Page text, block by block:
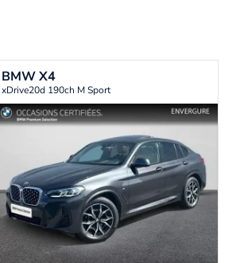
BMWX4
xDrive20d 190ch M Sport